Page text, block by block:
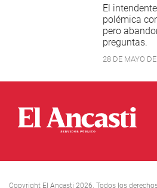
El
polémica
pero
preguntas.
28 DE MAYO
Copyright El Ancasti 2026. Todos los